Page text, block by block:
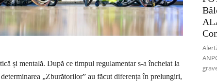
și mentală. După ce timpul regulamentar s-a încheiat la
„Zburătorilor” au făcut diferența în prelungiri,